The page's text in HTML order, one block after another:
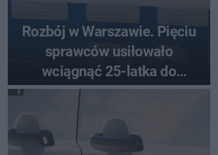
Rozbój w Warszawie. Pięciu
sprawców usiłowało
wciągnąć 25-latka do
samochodu